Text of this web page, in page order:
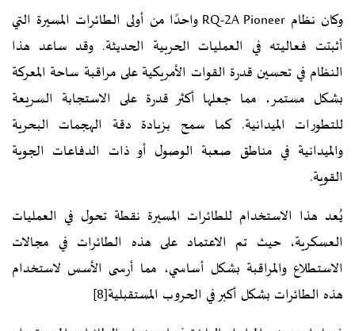
وكان نظام RQ-2A Pioneer واحدًا من أولى الطائرات المسيرة التي
أثبتت فعاليته في العمليات الحربية الحديثة. وقد ساعد هذا
النظام في تحسين قدرة القوات الأمريكية على مراقبة ساحة المعركة
بشكل مستمر، مما جعلها أكثر قدرة على الاستجابة السريعة
للتطورات الميدانية. كما سمح بزيادة دقة الهجمات البحرية
والميدانية في مناطق صعبة الوصول أو ذات الدفاعات الجوية
القوية.
يُعد هذا الاستخدام للطائرات المسيرة نقطة تحول في العمليات
العسكرية، حيث تم الاعتماد على هذه الطائرات في مجالات
الاستطلاع والمراقبة بشكل أساسي، مما أرسى الأسس لاستخدام
هذه الطائرات بشكل أكبر في الحروب المستقبلية[8]